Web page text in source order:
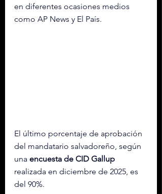
en diferentes ocasiones medios
como AP News y El País.
El último porcentaje de aprobación
del mandatario salvadoreño, según
una encuesta de CID Gallup
realizada en diciembre de 2025, es
del 90%.